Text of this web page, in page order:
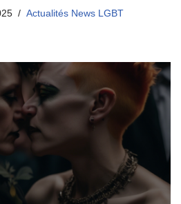
Actualités News LGBT